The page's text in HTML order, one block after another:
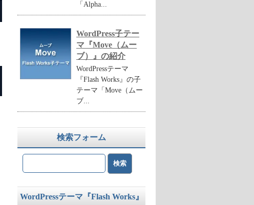
「Alpha...
WordPress子テー
マ『Move（ムー
ブ）』の紹介
WordPressテーマ
『Flash Works』の子
テーマ「Move（ムー
ブ...
検索フォーム
WordPressテーマ『Flash Works』